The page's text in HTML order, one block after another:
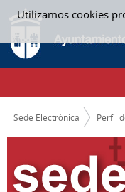
Utilizamos cookies
Saltar al contenido
12 DICIEMBRE - ACTAS
CAMINO DE MIGAS
Sede Electrónica Perfil